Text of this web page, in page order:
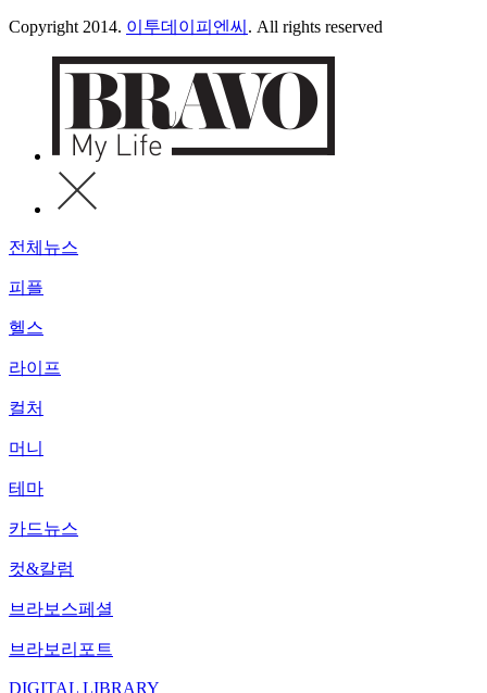
Copyright 2014. 이투데이피엔씨 . All rights reserved
전체뉴스
피플
헬스
라이프
컬처
머니
테마
카드뉴스
컷&칼럼
브라보스페셜
브라보리포트
DIGITAL LIBRARY